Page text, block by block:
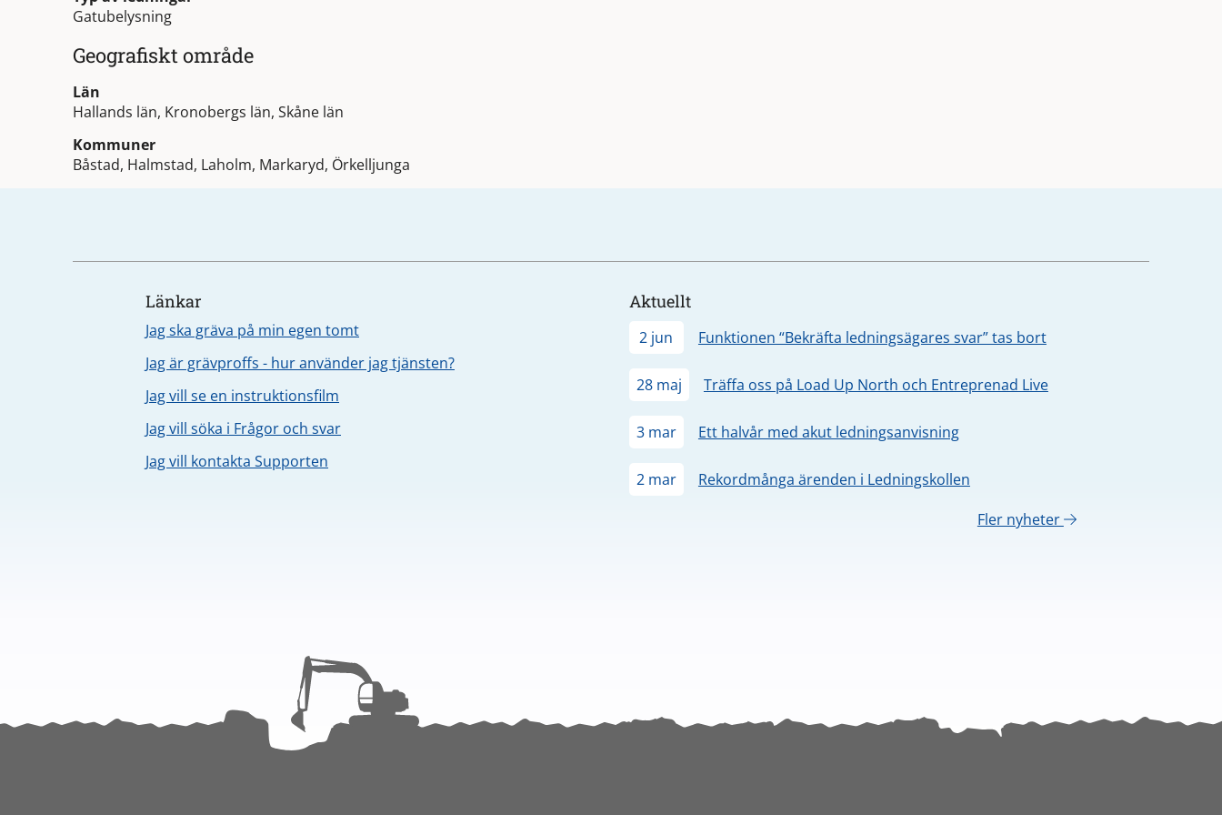
Gatubelysning
Geografiskt område
Län
Hallands län, Kronobergs län, Skåne län
Kommuner
Båstad, Halmstad, Laholm, Markaryd, Örkelljunga
Länkar
Jag ska gräva på min egen tomt
Jag är grävproffs - hur använder jag tjänsten?
Jag vill se en instruktionsfilm
Jag vill söka i Frågor och svar
Jag vill kontakta Supporten
Aktuellt
2 jun Funktionen “Bekräfta ledningsägares svar” tas bort
28 maj Träffa oss på Load Up North och Entreprenad Live
3 mar Ett halvår med akut ledningsanvisning
2 mar
Rekordmånga ärenden i Ledningskollen
Fler nyheter